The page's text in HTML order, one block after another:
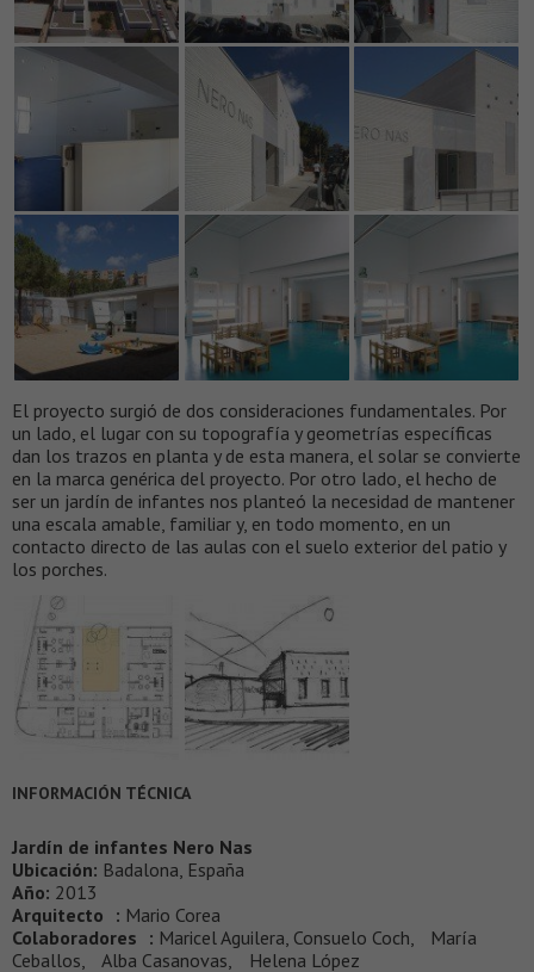
El proyecto surgió de dos consideraciones fundamentales. Por
un lado, el lugar con su topografía y geometrías específicas
dan los trazos en planta y de esta manera, el solar se convierte
en la marca genérica del proyecto. Por otro lado, el hecho de
ser un jardín de infantes nos planteó la necesidad de mantener
una escala amable, familiar y, en todo momento, en un
contacto directo de las aulas con el suelo exterior del patio y
los porches.
INFORMACIÓN TÉCNICA
Jardín de infantes Nero Nas
Ubicación: Badalona, España
Año: 2013
Arquitecto : Mario Corea
Colaboradores : Maricel Aguilera, Consuelo Coch, María
Ceballos, Alba Casanovas, Helena López